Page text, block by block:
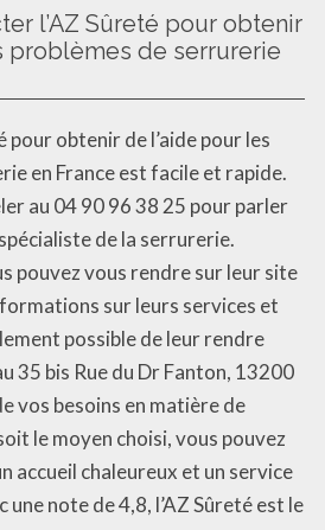
l’AZ Sûreté pour obtenir
problèmes de serrurerie
pour obtenir de l’aide pour les
en France est facile et rapide.
au 04 90 96 38 25 pour parler
de la serrurerie.
pouvez vous rendre sur leur site
sur leurs services et
possible de leur rendre
35 bis Rue du Dr Fanton, 13200
vos besoins en matière de
le moyen choisi, vous pouvez
accueil chaleureux et un service
une note de 4,8, l’AZ Sûreté est le